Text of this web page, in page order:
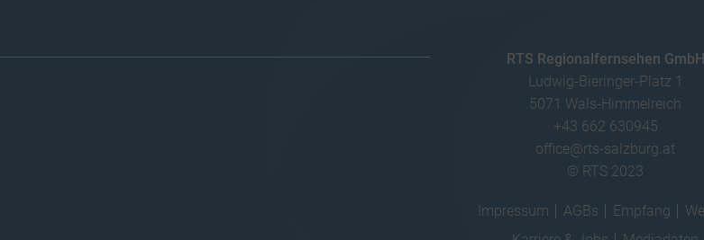
RTS Regionalfernsehen GmbH
Ludwig-Bieringer-Platz 1
5071 Wals-Himmelreich
+43 662 630945
office@rts-salzburg.at
© RTS 2023
Impressum AGBs Empfang